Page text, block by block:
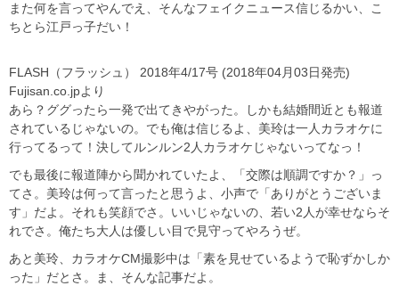
また何を言ってやんでえ、そんなフェイクニュース信じるかい、こ
ちとら江戸っ子だい！
FLASH（フラッシュ） 2018年4/17号 (2018年04月03日発売)
Fujisan.co.jpより
あら？ググったら一発で出てきやがった。しかも結婚間近とも報道
されているじゃないの。でも俺は信じるよ、美玲は一人カラオケに
行ってるって！決してルンルン2人カラオケじゃないってなっ！
でも最後に報道陣から聞かれていたよ、「交際は順調ですか？」っ
てさ。美玲は何って言ったと思うよ、小声で「ありがとうございま
す」だよ。それも笑顔でさ。いいじゃないの、若い2人が幸せならそ
れでさ。俺たち大人は優しい目で見守ってやろうぜ。
あと美玲、カラオケCM撮影中は「素を見せているようで恥ずかしか
った」だとさ。ま、そんな記事だよ。